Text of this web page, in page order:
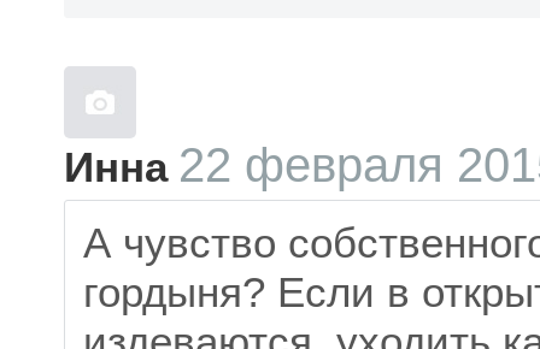
Инна 22 февраля
А чувство
гордыня? Если в